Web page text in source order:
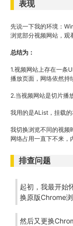
表现
先说一下我的环境：
浏览部分视频网站，观
总结为：
1.视频网站上存在一条
播放页面，网络依然持
2.当视频网站是切片播
我用的是AList，挂载
我切换浏览不同的视频
网络占用一直下不来，
排查问题
起初，我最开始
换原版Chrome
然后又更换